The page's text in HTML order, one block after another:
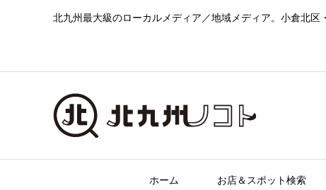
北九州最大級のローカルメディア／地域メディア。小倉北
ホーム お店＆スポット検索